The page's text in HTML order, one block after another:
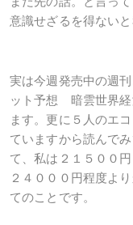
意識せざるを得ないと
実は今週発売中の週
ット予想 暗雲世界経
ます。更に５人のエ
ていますから読んで
て、私は２１５００
２４０００円程度よ
てのことです。